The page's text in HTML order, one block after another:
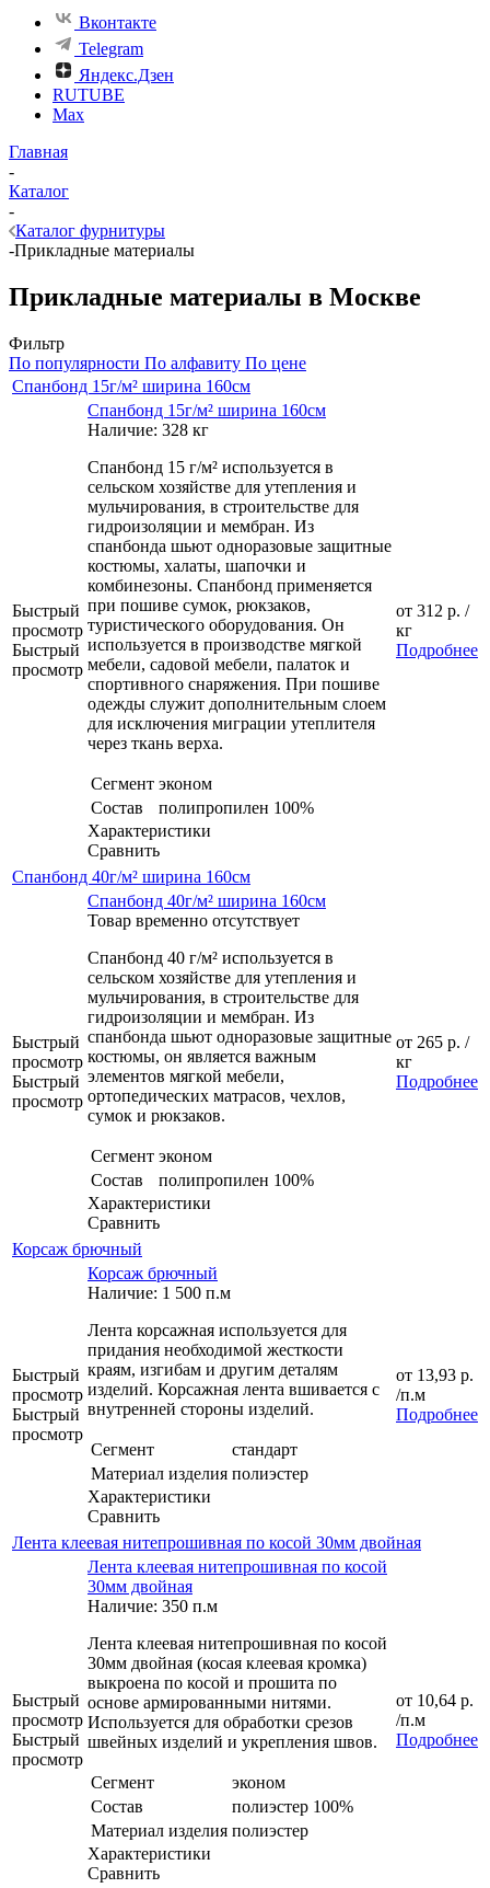
Вконтакте
Telegram
Яндекс.Дзен
RUTUBE
Max
Главная
-
Каталог
-
Каталог фурнитуры
-Прикладные материалы
Прикладные материалы в Москве
Фильтр
По популярности По алфавиту По цене
Спанбонд 15г/м² ширина 160см
Быстрый
просмотр
Быстрый
просмотр
Спанбонд 15г/м² ширина 160см
Наличие: 328 кг
Спанбонд 15 г/м² используется в
сельском хозяйстве для утепления и
мульчирования, в строительстве для
гидроизоляции и мембран. Из
спанбонда шьют одноразовые защитные
костюмы, халаты, шапочки и
комбинезоны. Спанбонд применяется
при пошиве сумок, рюкзаков,
туристического оборудования. Он
используется в производстве мягкой
мебели, садовой мебели, палаток и
спортивного снаряжения. При пошиве
одежды служит дополнительным слоем
для исключения миграции утеплителя
через ткань верха.
Сегмент эконом
Состав
полипропилен 100%
Характеристики
Сравнить
от 312 р. /
кг
Подробнее
Спанбонд 40г/м² ширина 160см
Быстрый
просмотр
Быстрый
просмотр
Спанбонд 40г/м² ширина 160см
Товар временно отсутствует
Спанбонд 40 г/м² используется в
сельском хозяйстве для утепления и
мульчирования, в строительстве для
гидроизоляции и мембран. Из
спанбонда шьют одноразовые защитные
костюмы, он является важным
элементов мягкой мебели,
ортопедических матрасов, чехлов,
сумок и рюкзаков.
Сегмент эконом
Состав
полипропилен 100%
Характеристики
Сравнить
от 265 р. /
кг
Подробнее
Корсаж брючный
Быстрый
просмотр
Быстрый
просмотр
Корсаж брючный
Наличие: 1 500 п.м
Лента корсажная используется для
придания необходимой жесткости
краям, изгибам и другим деталям
изделий. Корсажная лента вшивается с
внутренней стороны изделий.
Сегмент
стандарт
Материал изделия полиэстер
Характеристики
Сравнить
от 13,93 р.
/п.м
Подробнее
Лента клеевая нитепрошивная по косой 30мм двойная
Быстрый
просмотр
Быстрый
просмотр
Лента клеевая нитепрошивная по косой
30мм двойная
Наличие: 350 п.м
Лента клеевая нитепрошивная по косой
30мм двойная (косая клеевая кромка)
выкроена по косой и прошита по
основе армированными нитями.
Используется для обработки срезов
швейных изделий и укрепления швов.
Сегмент
эконом
Состав
полиэстер 100%
Материал изделия полиэстер
Характеристики
Сравнить
от 10,64 р.
/п.м
Подробнее